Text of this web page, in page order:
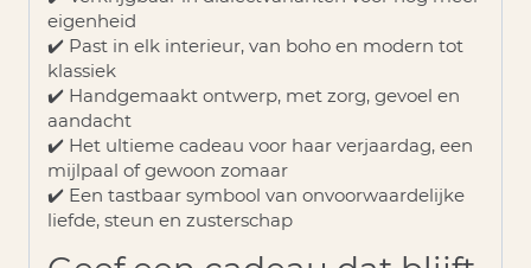
eigenheid
✔️ Past in elk interieur, van boho en modern tot
klassiek
✔️ Handgemaakt ontwerp, met zorg, gevoel en
aandacht
✔️ Het ultieme cadeau voor haar verjaardag, een
mijlpaal of gewoon zomaar
✔️ Een tastbaar symbool van onvoorwaardelijke
liefde, steun en zusterschap